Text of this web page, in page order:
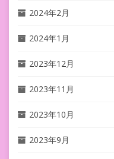
2024年2月
2024年1月
2023年12月
2023年11月
2023年10月
2023年9月